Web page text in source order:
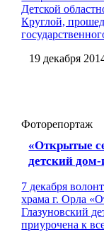
Детской
Круглой,
19 декабря
Фоторепортаж
«Открытые
детский дом-
7 декабря
храма г. Орла
Глазуновский
приурочена к